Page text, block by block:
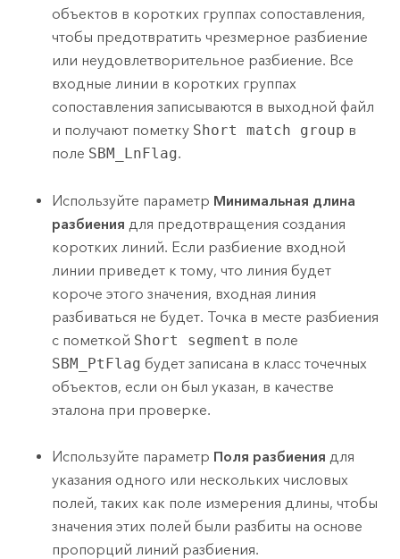
объектов в коротких группах сопоставления,
чтобы предотвратить чрезмерное разбиение
или неудовлетворительное разбиение. Все
входные линии в коротких группах
сопоставления записываются в выходной файл
и получают пометку Short match group в
поле SBM_LnFlag.
Используйте параметр Минимальная длина
разбиения для предотвращения создания
коротких линий. Если разбиение входной
линии приведет к тому, что линия будет
короче этого значения, входная линия
разбиваться не будет. Точка в месте разбиения
с пометкой Short segment в поле
SBM_PtFlag будет записана в класс точечных
объектов, если он был указан, в качестве
эталона при проверке.
Используйте параметр Поля разбиения для
указания одного или нескольких числовых
полей, таких как поле измерения длины, чтобы
значения этих полей были разбиты на основе
пропорций линий разбиения.